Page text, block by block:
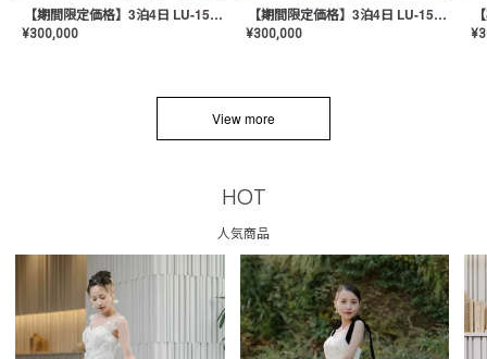
【期間限定価格】3泊4日 LU-1501(Pink)
¥300,000
【期間限定価格】3泊4日 LU-1501(Yellow)
¥300,000 ¥
View more
HOT
人気商品